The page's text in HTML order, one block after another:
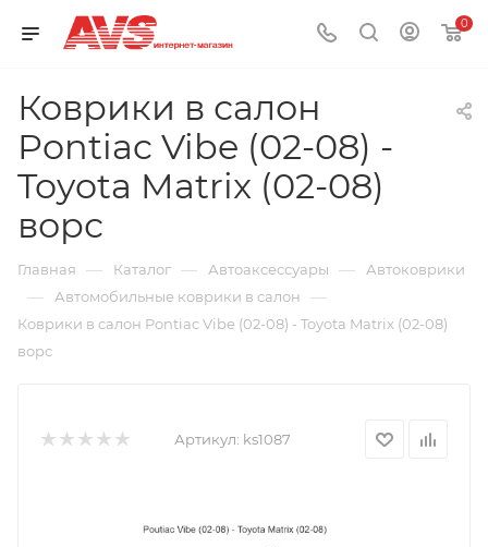
0
Коврики в салон
Pontiac Vibe (02-08) -
Toyota Matrix (02-08)
ворс
Главная — Каталог — Автоаксессуары — Автоковрики
— Автомобильные коврики в салон —
Коврики в салон Pontiac Vibe (02-08) - Toyota Matrix (02-08)
ворс
Артикул: ks1087